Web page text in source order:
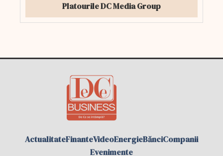
Platourile DC Media Group
ActualitateFinanteVideoEnergieBănciCompanii
Evenimente